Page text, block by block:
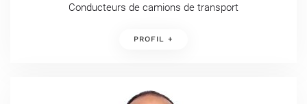
Conducteurs de camions de transport
PROFIL +